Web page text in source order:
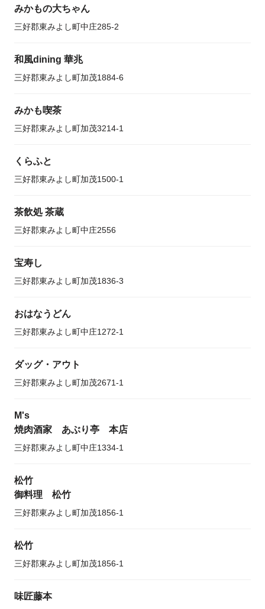
みかもの大ちゃん
三好郡東みよし町中庄285-2
和風dining 華兆
三好郡東みよし町加茂1884-6
みかも喫茶
三好郡東みよし町加茂3214-1
くらふと
三好郡東みよし町加茂1500-1
茶飲処 茶蔵
三好郡東みよし町中庄2556
宝寿し
三好郡東みよし町加茂1836-3
おはなうどん
三好郡東みよし町中庄1272-1
ダッグ・アウト
三好郡東みよし町加茂2671-1
M's
焼肉酒家 あぶり亭 本店
三好郡東みよし町中庄1334-1
松竹
御料理 松竹
三好郡東みよし町加茂1856-1
松竹
三好郡東みよし町加茂1856-1
味匠藤本